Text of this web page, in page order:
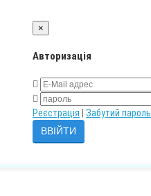
×
Авторизація
Реєстрація Забутий пароль